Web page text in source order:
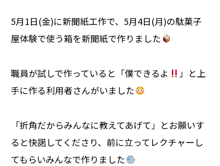
5月1日(金)に新聞紙工作で、5月4日(月)の駄菓子
屋体験で使う箱を新聞紙で作りました
職員が試しで作っていると「僕できるよ
」と上
手に作る利用者さんがいました
「折角だからみんなに教えてあげて」とお願いす
ると快諾してくださり、前に立ってレクチャーし
てもらいみんなで作りました